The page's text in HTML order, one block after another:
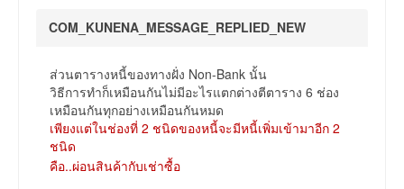
COM_KUNENA_MESSAGE_REPLIED_NEW
ส่วนตารางหนี้ของทางฝั่ง Non-Bank นั้น
วิธีการทำก็เหมือนกันไม่มีอะไรแตกต่างตีตาราง 6 ช่อง
เหมือนกันทุกอย่างเหมือนกันหมด
เพียงแต่ในช่องที่ 2 ชนิดของหนี้จะมีหนี้เพิ่มเข้ามาอีก 2
ชนิด
คือ..ผ่อนสินค้ากับเช่าซื้อ